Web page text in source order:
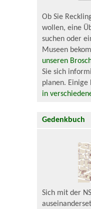
Ob Sie
wollen, eine
suchen oder
Museen
unseren
Sie sich
planen. Einige
in
Gedenkbuch
Sich mit der